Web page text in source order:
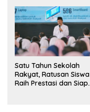
Satu Tahun Sekolah
Rakyat, Ratusan Siswa
Raih Prestasi dan Siap